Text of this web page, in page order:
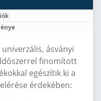
ásványi
finomított
egészítik ki a
érdekében: